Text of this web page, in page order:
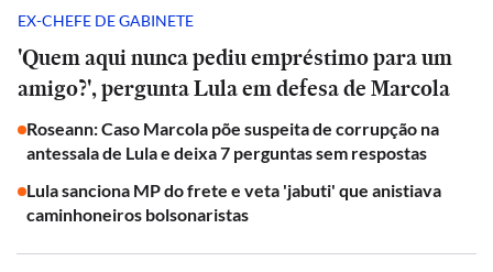
EX-CHEFE DE GABINETE
'Quem aqui nunca pediu empréstimo para um
amigo?', pergunta Lula em defesa de Marcola
Roseann: Caso Marcola põe suspeita de corrupção na
antessala de Lula e deixa 7 perguntas sem respostas
Lula sanciona MP do frete e veta 'jabuti' que anistiava
caminhoneiros bolsonaristas